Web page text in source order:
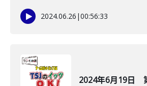
2024.06.26 |00:56:33
2024年6月19日